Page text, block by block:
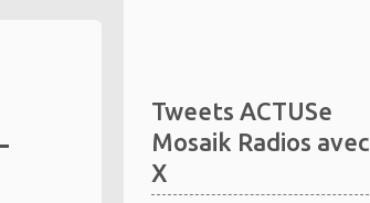
Tweets ACTUSe
Mosaik Radios avec
X